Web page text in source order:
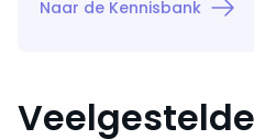
Naar de Kennisbank